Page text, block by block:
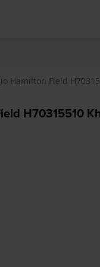
Hamilton Field
H70315510